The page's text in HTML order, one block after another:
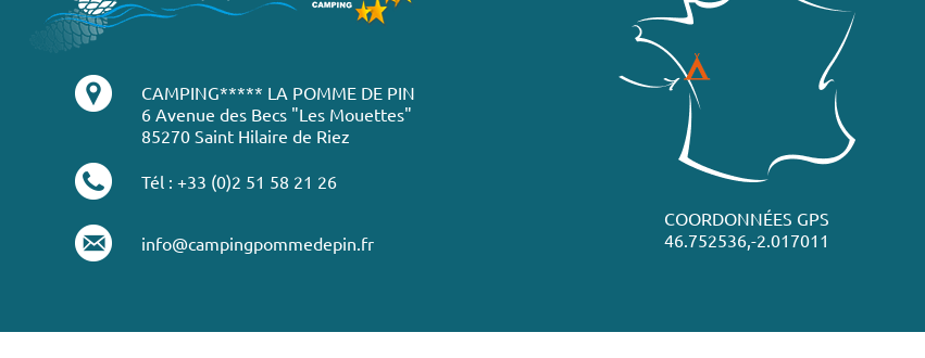
CAMPING***** LA POMME DE PIN
6 Avenue des Becs "Les Mouettes"
85270 Saint Hilaire de Riez
Tél : +33 (0)2 51 58 21 26
info@campingpommedepin.fr
COORDONNÉES GPS
46.752536,-2.017011